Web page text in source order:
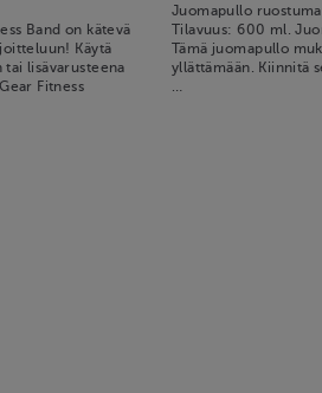
Band on kätevä
Käytä
lisävarusteena
Fitness
Juomapullo
Tilavuus: 600 ml.
Tämä juomapullo
yllättämään. Kiinnitä